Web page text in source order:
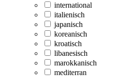
international
italienisch
japanisch
koreanisch
kroatisch
libanesisch
marokkanisch
mediterran